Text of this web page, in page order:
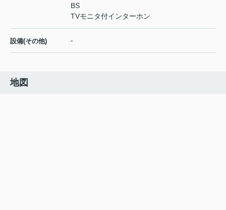
BS
TVモニタ付インターホン
設備(その他) -
地図